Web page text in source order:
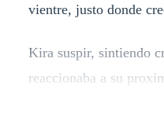
vientre, justo donde
Kira suspir, sintiendo
reaccionaba a su